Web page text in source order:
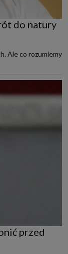
do natury
Ale co rozumiemy
przed